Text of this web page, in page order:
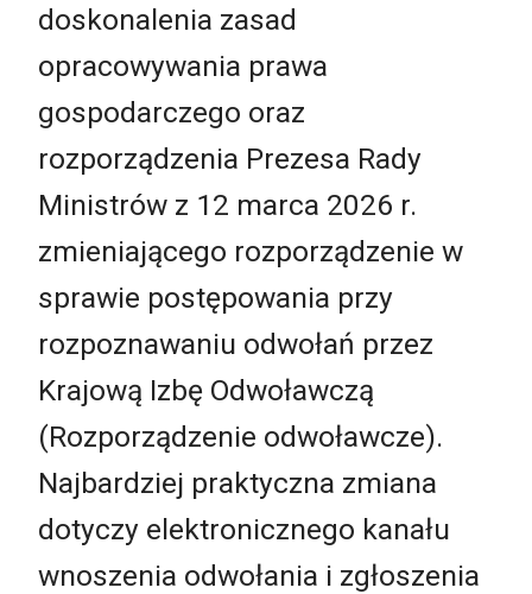
doskonalenia zasad
opracowywania prawa
gospodarczego oraz
rozporządzenia Prezesa Rady
Ministrów z 12 marca 2026 r.
zmieniającego rozporządzenie w
sprawie postępowania przy
rozpoznawaniu odwołań przez
Krajową Izbę Odwoławczą
(Rozporządzenie odwoławcze).
Najbardziej praktyczna zmiana
dotyczy elektronicznego kanału
wnoszenia odwołania i zgłoszenia